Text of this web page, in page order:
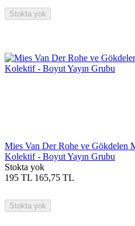
Stokta yok
Mies Van Der Rohe ve Gökdelen
Kolektif - Boyut Yayın Grubu
Stokta yok
195 TL 165,75 TL
Stokta yok